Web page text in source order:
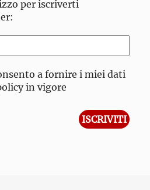
per iscriverti
a fornire i miei dati
in vigore